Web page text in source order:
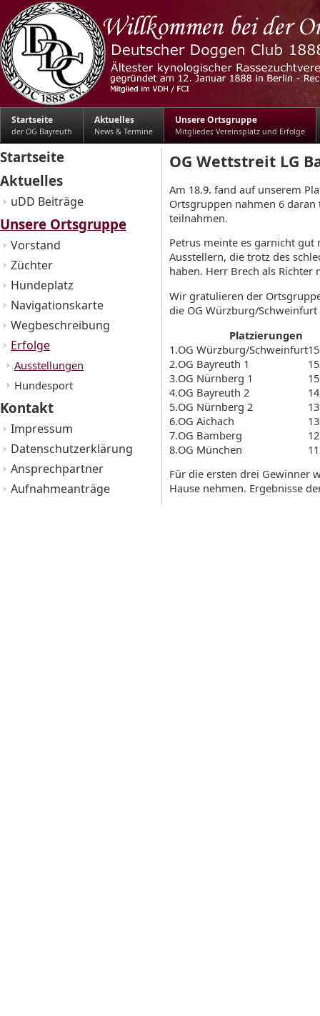
Startseite
der OG Bayreuth
Aktuelles
News & Termine
Unsere Ortsgruppe
Mitglieder, Vereinsplatz und Erfolge
Startseite
Aktuelles
uDD Beiträge
Unsere Ortsgruppe
Vorstand
Züchter
Hundeplatz
Navigationskarte
Wegbeschreibung
Erfolge
Ausstellungen
Hundesport
Kontakt
Impressum
Datenschutzerklärung
Ansprechpartner
Aufnahmeanträge
OG Wettstreit LG
Am 18.9. fand auf unserem
Ortsgruppen nahmen 6
teilnahmen.
Petrus meinte es garnicht gut
Ausstellern, die trotz des
haben. Herr Brech als
Wir gratulieren der
die OG Würzburg/
Platzierungen
1.OG Würzburg/Schweinfurt
2.OG Bayreuth 1
3.OG Nürnberg 1
4.OG Bayreuth 2
5.OG Nürnberg 2
6.OG Aichach
7.OG Bamberg
8.OG München
Für die ersten drei Gewinner
Hause nehmen. Ergebnisse